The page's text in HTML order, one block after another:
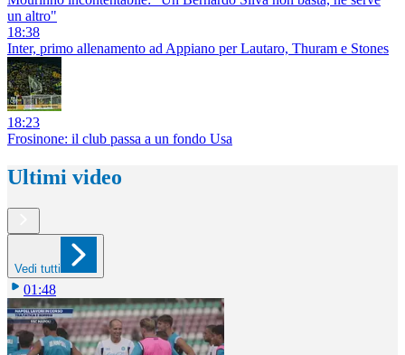
un altro"
18:38
Inter, primo allenamento ad Appiano per Lautaro, Thuram e Stones
18:23
Frosinone: il club passa a un fondo Usa
Ultimi video
Vedi tutti
01:48